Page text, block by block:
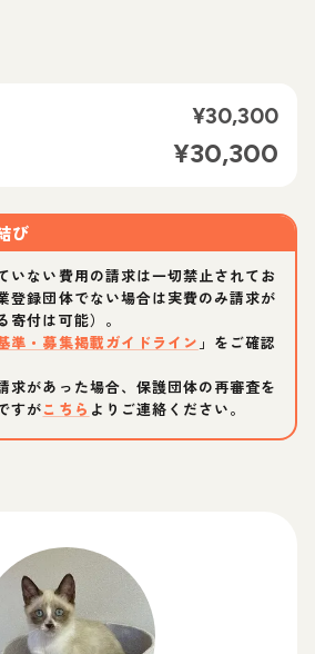
¥30,300
¥30,300
び
いない費用の請求は一切禁止されてお
登録団体でない場合は実費のみ請求が
寄付は可能）。
準・募集掲載ガイドライン 」をご確認
求があった場合、保護団体の再審査を
すがこちら よりご連絡ください。